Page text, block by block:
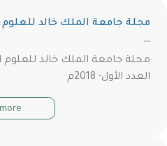
مجلة جامعة الملك خالد
…
مجلة جامعة الملك خالد للعلوم
العدد الأول- 2018م
more